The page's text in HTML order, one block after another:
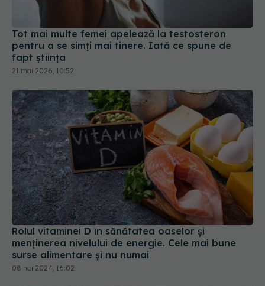
Tot mai multe femei apelează la testosteron
pentru a se simți mai tinere. Iată ce spune de
fapt știința
21 mai 2026, 10:52
Rolul vitaminei D în sănătatea oaselor și
menținerea nivelului de energie. Cele mai bune
surse alimentare și nu numai
08 noi 2024, 16:02